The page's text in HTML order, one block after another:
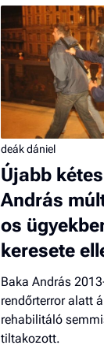
deák dániel
Újabb
András
os
keresete
Baka András
rendőrterror alatt
rehabilitáló
tiltakozott.